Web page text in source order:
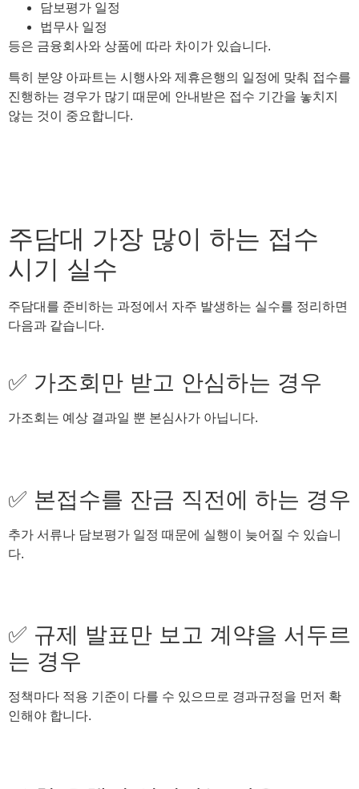
담보평가 일정
법무사 일정
등은 금융회사와 상품에 따라 차이가 있습니다.
특히 분양 아파트는 시행사와 제휴은행의 일정에 맞춰 접수를
진행하는 경우가 많기 때문에 안내받은 접수 기간을 놓치지
않는 것이 중요합니다.
주담대 가장 많이 하는 접수
시기 실수
주담대를 준비하는 과정에서 자주 발생하는 실수를 정리하면
다음과 같습니다.
✅ 가조회만 받고 안심하는 경우
가조회는 예상 결과일 뿐 본심사가 아닙니다.
✅ 본접수를 잔금 직전에 하는 경우
추가 서류나 담보평가 일정 때문에 실행이 늦어질 수 있습니
다.
✅ 규제 발표만 보고 계약을 서두르
는 경우
정책마다 적용 기준이 다를 수 있으므로 경과규정을 먼저 확
인해야 합니다.